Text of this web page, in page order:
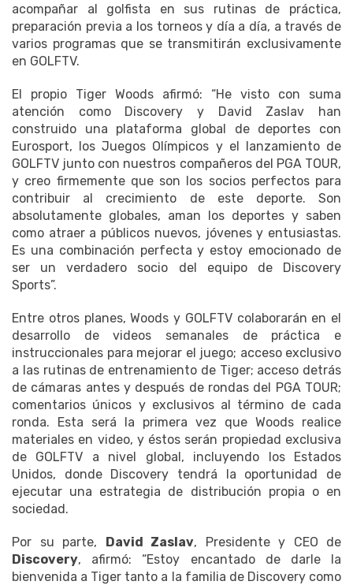
acompañar al golfista en sus rutinas de práctica,
preparación previa a los torneos y día a día, a través de
varios programas que se transmitirán exclusivamente
en GOLFTV.
El propio Tiger Woods afirmó: “He visto con suma
atención como Discovery y David Zaslav han
construido una plataforma global de deportes con
Eurosport, los Juegos Olímpicos y el lanzamiento de
GOLFTV junto con nuestros compañeros del PGA TOUR,
y creo firmemente que son los socios perfectos para
contribuir al crecimiento de este deporte. Son
absolutamente globales, aman los deportes y saben
como atraer a públicos nuevos, jóvenes y entusiastas.
Es una combinación perfecta y estoy emocionado de
ser un verdadero socio del equipo de Discovery
Sports”.
Entre otros planes, Woods y GOLFTV colaborarán en el
desarrollo de videos semanales de práctica e
instruccionales para mejorar el juego; acceso exclusivo
a las rutinas de entrenamiento de Tiger; acceso detrás
de cámaras antes y después de rondas del PGA TOUR;
comentarios únicos y exclusivos al término de cada
ronda. Esta será la primera vez que Woods realice
materiales en video, y éstos serán propiedad exclusiva
de GOLFTV a nivel global, incluyendo los Estados
Unidos, donde Discovery tendrá la oportunidad de
ejecutar una estrategia de distribución propia o en
sociedad.
Por su parte, David Zaslav, Presidente y CEO de
Discovery, afirmó: “Estoy encantado de darle Ia
bienvenida a Tiger tanto a la familia de Discovery como